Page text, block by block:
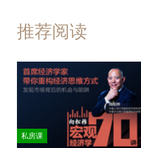
推荐阅读
私房课